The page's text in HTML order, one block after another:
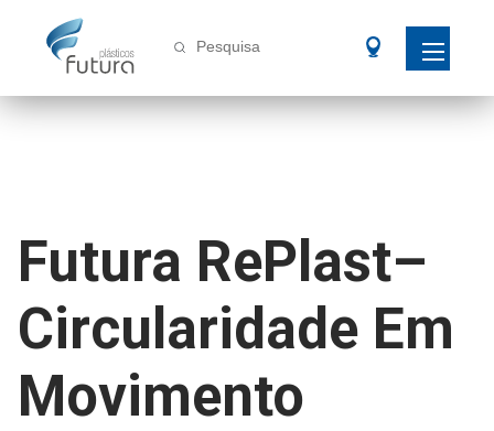
Pesquisa
Futura RePlast–
Circularidade Em
Movimento